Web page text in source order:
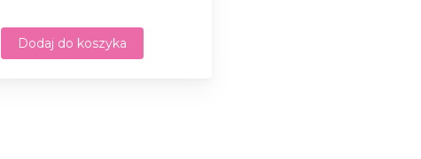
Dodaj do koszyka